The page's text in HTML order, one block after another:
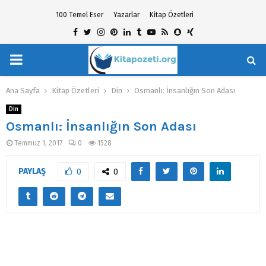
100 Temel Eser Yazarlar Kitap Özetleri
Facebook
TwitterInstagram
Pinterest
Linkedin
TumblrYoutube
RssSnapchat
Xing
PRIMARY
MENU
Ana Sayfa Kitap Özetleri Din Osmanlı: İnsanlığın Son Adası
Din
Osmanlı: İnsanlığın Son Adası
Temmuz 1, 2017 0 1528
PAYLAŞ 0 0